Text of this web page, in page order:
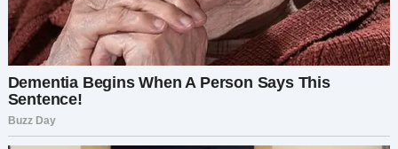
Яша, мальчик, который в моём сознании
появился как потенциальное доказательство
измены, теперь оказался в самом центре
важнейшего решения в нашей жизни.
— Да, — наконец сказала я. — Давай попробуем.